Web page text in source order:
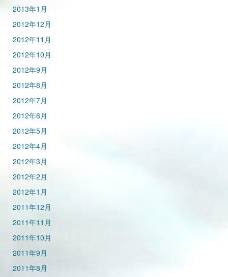
2013年1月
2012年12月
2012年11月
2012年10月
2012年9月
2012年8月
2012年7月
2012年6月
2012年5月
2012年4月
2012年3月
2012年2月
2012年1月
2011年12月
2011年11月
2011年10月
2011年9月
2011年8月